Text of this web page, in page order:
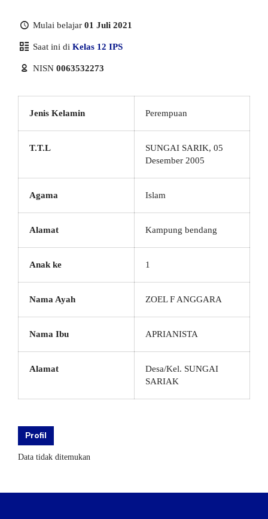
Mulai belajar 01 Juli 2021
Saat ini di Kelas 12 IPS
NISN 0063532273
Jenis Kelamin Perempuan
T.T.L
SUNGAI SARIK, 05
Desember 2005
Agama Islam
Alamat Kampung bendang
Anak ke 1
Nama Ayah ZOEL F ANGGARA
Nama Ibu APRIANISTA
Alamat
Desa/Kel. SUNGAI
SARIAK
Profil
Data tidak ditemukan